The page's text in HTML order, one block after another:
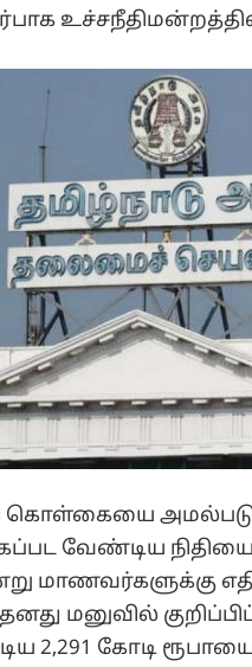
கொள்கையை
வேண்டிய நிதியை
மாணவர்களுக்கு
மனுவில்
2,291 கோடி